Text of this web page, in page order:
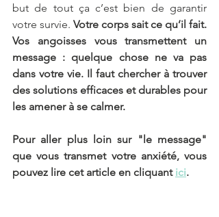
but de tout ça c’est bien de garantir
votre survie. Votre corps sait ce qu’il fait.
Vos angoisses vous transmettent un
message : quelque chose ne va pas
dans votre vie. Il faut chercher à trouver
des solutions efficaces et durables pour
les amener à se calmer.
Pour aller plus loin sur "le message"
que vous transmet votre anxiété, vous
pouvez lire cet article en cliquant ici.